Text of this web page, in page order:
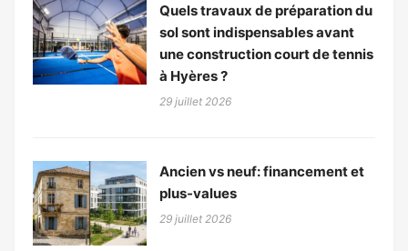
Quels travaux de préparation du
sol sont indispensables avant
une construction court de tennis
à Hyères ?
29 juillet 2026
Ancien vs neuf: financement et
plus-values
29 juillet 2026